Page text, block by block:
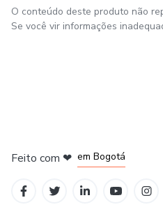
O conteúdo deste produto não
Se você vir informações
Feito com ❤ em Bogotá